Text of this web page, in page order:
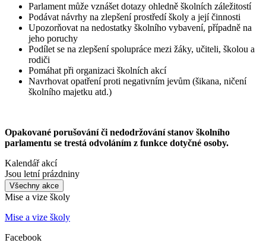
Parlament může vznášet dotazy ohledně školních záležitostí
Podávat návrhy na zlepšení prostředí školy a její činnosti
Upozorňovat na nedostatky školního vybavení, případně na
jeho poruchy
Podílet se na zlepšení spolupráce mezi žáky, učiteli, školou a
rodiči
Pomáhat při organizaci školních akcí
Navrhovat opatření proti negativním jevům (šikana, ničení
školního majetku atd.)
Opakované porušování či nedodržování stanov školního
parlamentu se trestá odvoláním z funkce dotyčné osoby.
Kalendář akcí
Jsou letní prázdniny
Všechny akce
Mise a vize školy
Mise a vize školy
Facebook